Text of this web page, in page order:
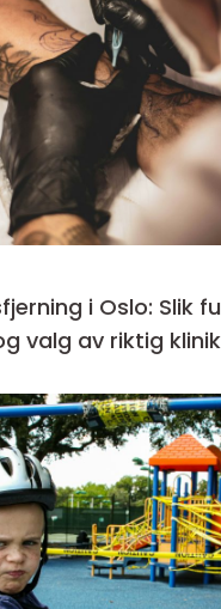
i Oslo: Slik
valg av riktig